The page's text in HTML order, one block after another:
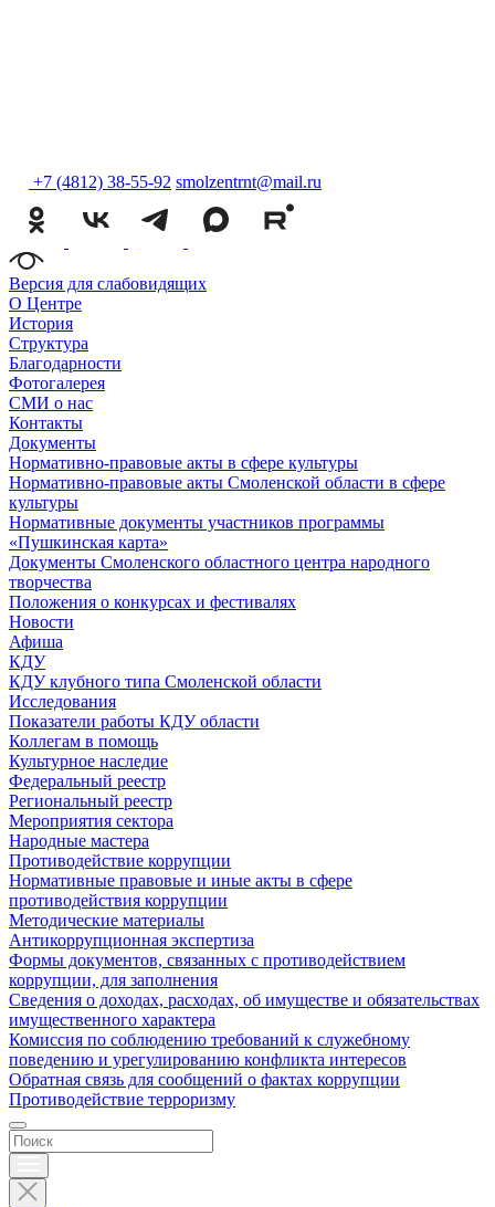
+7 (4812) 38-55-92 smolzentrnt@mail.ru
Версия для слабовидящих
О Центре
История
Структура
Благодарности
Фотогалерея
СМИ о нас
Контакты
Документы
Нормативно-правовые акты в сфере культуры
Нормативно-правовые акты Смоленской области в сфере
культуры
Нормативные документы участников программы
«Пушкинская карта»
Документы Смоленского областного центра народного
творчества
Положения о конкурсах и фестивалях
Новости
Афиша
КДУ
КДУ клубного типа Смоленской области
Исследования
Показатели работы КДУ области
Коллегам в помощь
Культурное наследие
Федеральный реестр
Региональный реестр
Мероприятия сектора
Народные мастера
Противодействие коррупции
Нормативные правовые и иные акты в сфере
противодействия коррупции
Методические материалы
Антикоррупционная экспертиза
Формы документов, связанных с противодействием
коррупции, для заполнения
Сведения о доходах, расходах, об имуществе и обязательствах
имущественного характера
Комиссия по соблюдению требований к служебному
поведению и урегулированию конфликта интересов
Обратная связь для сообщений о фактах коррупции
Противодействие терроризму